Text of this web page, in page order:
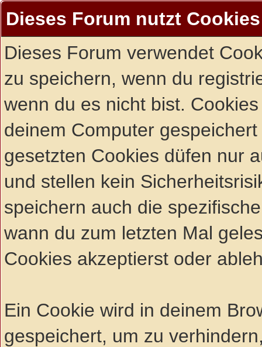
Dieses Forum nutzt Cookies
Dieses Forum verwendet
zu speichern, wenn du
wenn du es nicht bist.
deinem Computer
gesetzten Cookies düfen nur
und stellen kein
speichern auch die
wann du zum letzten Mal
Cookies akzeptierst oder
Ein Cookie wird in deinem
gespeichert, um zu